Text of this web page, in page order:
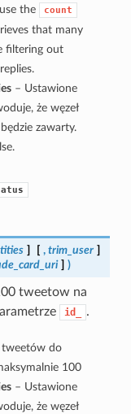
the
count
that many
filtering out
– Ustawione
że węzeł
zawarty.
] [ , trim_user ]
] )
tweetow na
id_ .
tweetów do
100
– Ustawione
że węzeł